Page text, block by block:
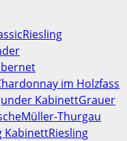
Riesling
im Holzfass
KabinettGrauer
Müller-Thurgau
KabinettRiesling